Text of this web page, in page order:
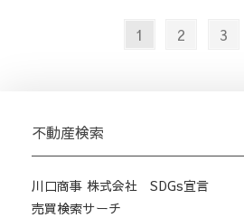
ー
ジ
り
Page
1 Page
2 Page
3
不動産検索
川口商事 株式会社 SDGs宣言
売買検索サーチ